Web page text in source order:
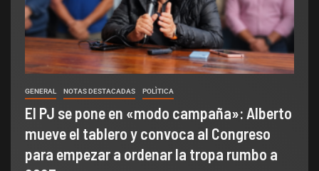
GENERAL NOTAS DESTACADAS POLÌTICA
El PJ se pone en «modo campaña»: Alberto
mueve el tablero y convoca al Congreso
para empezar a ordenar la tropa rumbo a